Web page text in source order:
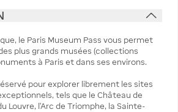
le Paris Museum Pass vous permet
plus grands musées (collections
à Paris et dans ses environs.
pour explorer librement les sites
tels que le Château de
Louvre, l’Arc de Triomphe, la Sainte-